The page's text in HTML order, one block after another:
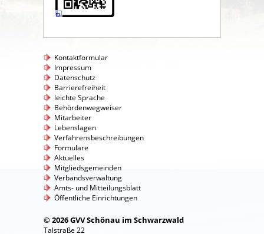
Kontaktformular
Impressum
Datenschutz
Barrierefreiheit
leichte Sprache
Behördenwegweiser
Mitarbeiter
Lebenslagen
Verfahrensbeschreibungen
Formulare
Aktuelles
Mitgliedsgemeinden
Verbandsverwaltung
Amts- und Mitteilungsblatt
Öffentliche Einrichtungen
© 2026 GVV Schönau im Schwarzwald
Talstraße 22